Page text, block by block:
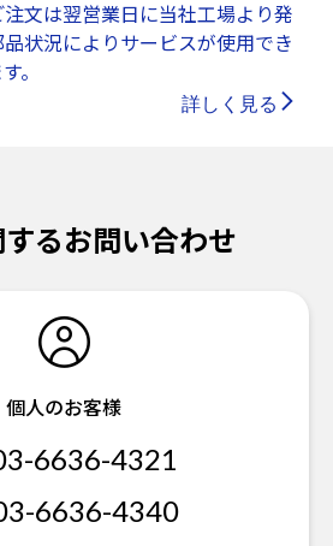
文は翌営業日に当社工場より発
状況によりサービスが使用でき
。
詳しく見る
るお問い合わせ
個人のお客様
6636-4321
6636-4340